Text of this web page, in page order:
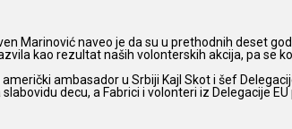
Marinović naveo je da su u prethodnih deset
kao rezultat naših volonterskih akcija, pa se
ambasador u Srbiji Kajl Skot i šef
slabovidu decu, a Fabrici i volonteri iz Delegacije